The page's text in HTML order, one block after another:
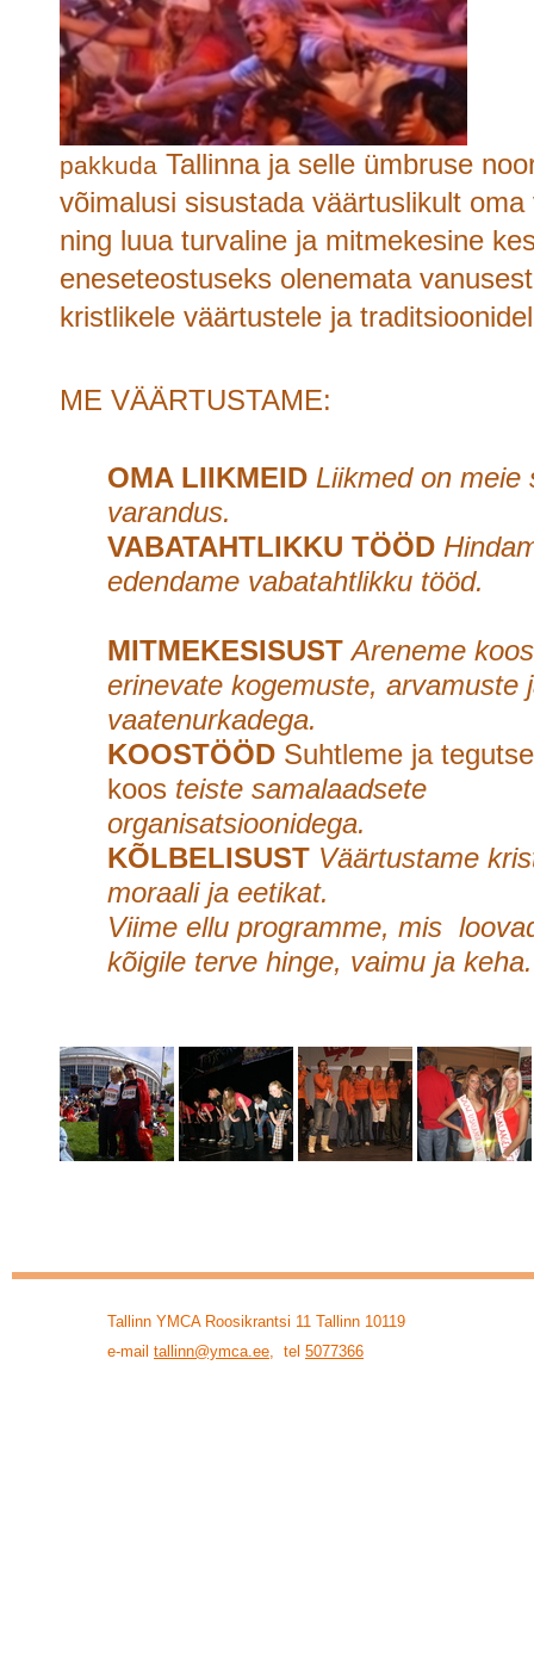
pakkuda Tallinna ja selle ümbruse
võimalusi sisustada väärtuslikult oma
ning luua turvaline ja mitmekesine
eneseteostuseks olenemata
kristlikele väärtustele ja
ME VÄÄRTUSTAME:
OMA LIIKMEID Liikmed on meie
varandus.
VABATAHTLIKKU TÖÖD
edendame vabatahtlikku tööd.
MITMEKESISUSTAreneme koos
erinevate kogemuste, arvamuste
vaatenurkadega.
KOOSTÖÖD Suhtleme ja
koos teiste samalaadsete
organisatsioonidega.
KÕLBELISUST Väärtustame
moraali ja eetikat.
Viime ellu programme, mis
kõigile terve hinge, vaimu ja keha.
Tallinn YMCA Roosikrantsi 11 Tallinn 10119
e-mail tallinn@ymca.ee, tel 5077366